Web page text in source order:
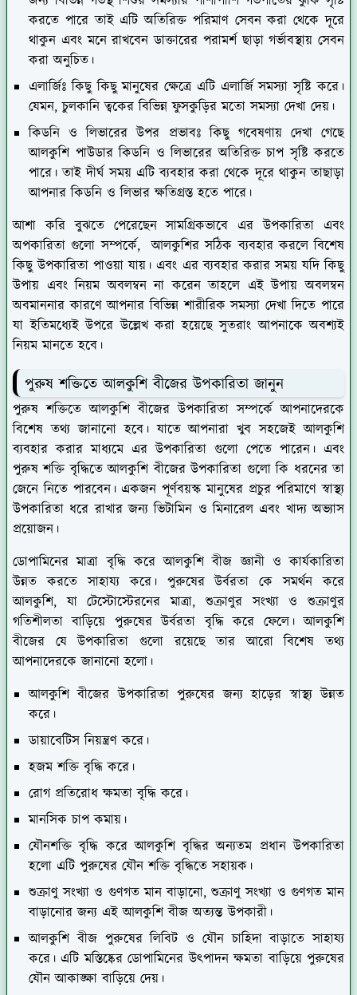
করতে পারে তাই এটি অতিরিক্ত পরিমাণ সেবন করা থেকে দূরে
থাকুন এবং মনে রাখবেন ডাক্তারের পরামর্শ ছাড়া গর্ভাবস্থায় সেবন
করা অনুচিত।
এলার্জিঃকিছু কিছু মানুষের ক্ষেত্রে এটি এলার্জি সমস্যা সৃষ্টি করে।
যেমন, চুলকানি ত্বকের বিভিন্ন ফুসকুড়ির মতো সমস্যা দেখা দেয়।
কিডনি ও লিভারের উপর প্রভাবঃকিছু গবেষণায় দেখা গেছে
আলকুশি পাউডার কিডনি ও লিভারের অতিরিক্ত চাপ সৃষ্টি করতে
পারে। তাই দীর্ঘ সময় এটি ব্যবহার করা থেকে দূরে থাকুন তাছাড়া
আপনার কিডনি ও লিভার ক্ষতিগ্রস্ত হতে পারে।
আশা করি বুঝতে পেরেছেন সামগ্রিকভাবে এর উপকারিতা এবং
অপকারিতা গুলো সম্পর্কে, আলকুশির সঠিক ব্যবহার করলে বিশেষ
কিছু উপকারিতা পাওয়া যায়। এবং এর ব্যবহার করার সময় যদি কিছু
উপায় এবং নিয়ম অবলম্বন না করেন তাহলে এই উপায় অবলম্বন
অবমাননার কারণে আপনার বিভিন্ন শারীরিক সমস্যা দেখা দিতে পারে
যা ইতিমধ্যেই উপরে উল্লেখ করা হয়েছে সুতরাং আপনাকে অবশ্যই
নিয়ম মানতে হবে।
পুরুষ শক্তিতে আলকুশি বীজের উপকারিতা জানুন
পুরুষ শক্তিতে আলকুশি বীজের উপকারিতা সম্পর্কে আপনাদেরকে
বিশেষ তথ্য জানানো হবে। যাতে আপনারা খুব সহজেই আলকুশি
ব্যবহার করার মাধ্যমে এর উপকারিতা গুলো পেতে পারেন। এবং
পুরুষ শক্তি বৃদ্ধিতে আলকুশি বীজের উপকারিতা গুলো কি ধরনের তা
জেনে নিতে পারবেন। একজন পূর্ণবয়স্ক মানুষের প্রচুর পরিমাণে স্বাস্থ্য
উপকারিতা ধরে রাখার জন্য ভিটামিন ও মিনারেল এবং খাদ্য অভ্যাস
প্রয়োজন।
ডোপামিনের মাত্রা বৃদ্ধি করে আলকুশি বীজ জ্ঞানী ও কার্যকারিতা
উন্নত করতে সাহায্য করে। পুরুষের উর্বরতা কে সমর্থন করে
আলকুশি, যা টেস্টোস্টেরনের মাত্রা, শুক্রাণুর সংখ্যা ও শুক্রাণুর
গতিশীলতা বাড়িয়ে পুরুষের উর্বরতা বৃদ্ধি করে ফেলে। আলকুশি
বীজের যে উপকারিতা গুলো রয়েছে তার আরো বিশেষ তথ্য
আপনাদেরকে জানানো হলো।
আলকুশি বীজের উপকারিতা পুরুষের জন্য হাড়ের স্বাস্থ্য উন্নত
করে।
ডায়াবেটিস নিয়ন্ত্রণ করে।
হজম শক্তি বৃদ্ধি করে।
রোগ প্রতিরোধ ক্ষমতা বৃদ্ধি করে।
মানসিক চাপ কমায়।
যৌনশক্তি বৃদ্ধি করে আলকুশি বৃদ্ধির অন্যতম প্রধান উপকারিতা
হলো এটি পুরুষের যৌন শক্তি বৃদ্ধিতে সহায়ক।
শুক্রাণু সংখ্যা ও গুণগত মান বাড়ানো, শুক্রাণু সংখ্যা ও গুণগত মান
বাড়ানোর জন্য এই আলকুশি বীজ অত্যন্ত উপকারী।
আলকুশি বীজ পুরুষের লিবিট ও যৌন চাহিদা বাড়াতে সাহায্য
করে। এটি মস্তিষ্কের ডোপামিনের উৎপাদন ক্ষমতা বাড়িয়ে পুরুষের
যৌন আকাঙ্ক্ষা বাড়িয়ে দেয়।